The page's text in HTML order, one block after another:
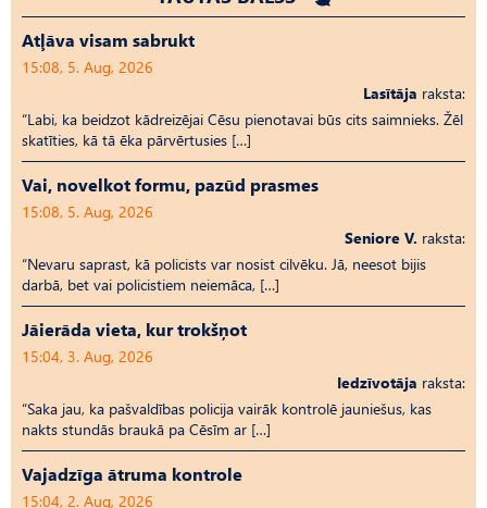
Atļāva visam sabrukt
15:08, 5. Aug, 2026
Lasītāja raksta:
“Labi, ka beidzot kādreizējai Cēsu pienotavai būs cits saimnieks. Žēl
skatīties, kā tā ēka pārvērtusies […]
Vai, novelkot formu, pazūd prasmes
15:08, 5. Aug, 2026
Seniore V. raksta:
“Nevaru saprast, kā policists var nosist cilvēku. Jā, neesot bijis
darbā, bet vai policistiem neiemāca, […]
Jāierāda vieta, kur trokšņot
15:04, 3. Aug, 2026
Iedzīvotāja raksta:
“Saka jau, ka pašvaldības policija vairāk kontrolē jauniešus, kas
nakts stundās braukā pa Cēsīm ar […]
Vajadzīga ātruma kontrole
15:04, 2. Aug, 2026